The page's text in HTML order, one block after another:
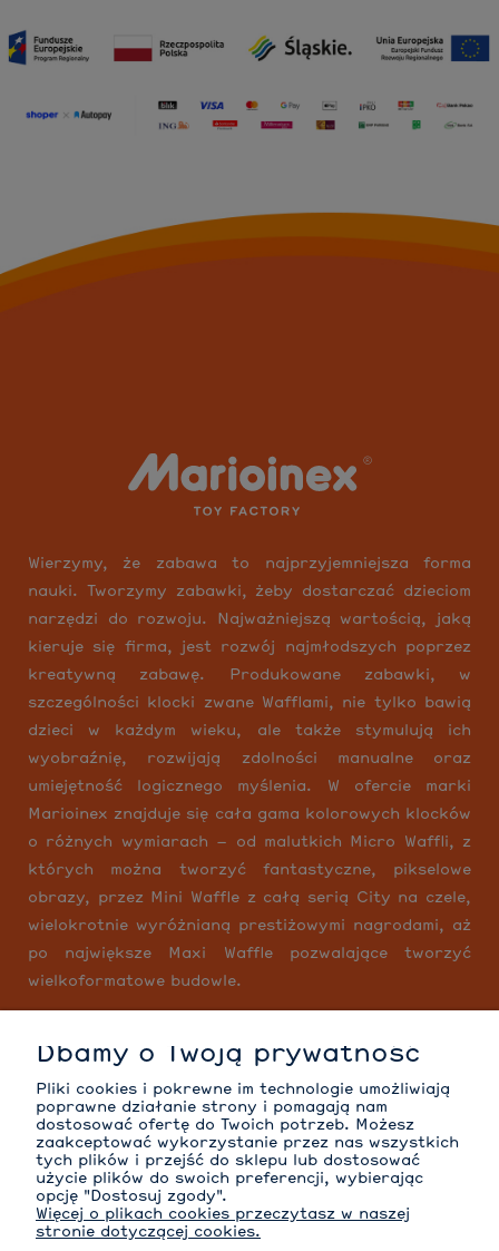
Wierzymy, że zabawa to najprzyjemniejsza forma
nauki. Tworzymy zabawki, żeby dostarczać dzieciom
narzędzi do rozwoju. Najważniejszą wartością, jaką
kieruje się firma, jest rozwój najmłodszych poprzez
kreatywną zabawę. Produkowane zabawki, w
szczególności klocki zwane Wafflami, nie tylko bawią
dzieci w każdym wieku, ale także stymulują ich
wyobraźnię, rozwijają zdolności manualne oraz
umiejętność logicznego myślenia. W ofercie marki
Marioinex znajduje się cała gama kolorowych klocków
o różnych wymiarach – od malutkich Micro Waffli, z
których można tworzyć fantastyczne, pikselowe
obrazy, przez Mini Waffle z całą serią City na czele,
wielokrotnie wyróżnianą prestiżowymi nagrodami, aż
po największe Maxi Waffle pozwalające tworzyć
wielkoformatowe budowle.
MOJE KONTO
INFORMACJE
Dbamy o Twoją prywatność
Pliki cookies i pokrewne im technologie umożliwiają
poprawne działanie strony i pomagają nam
dostosować ofertę do Twoich potrzeb. Możesz
zaakceptować wykorzystanie przez nas wszystkich
tych plików i przejść do sklepu lub dostosować
użycie plików do swoich preferencji, wybierając
opcję "Dostosuj zgody".
Więcej o plikach cookies przeczytasz w naszej
stronie dotyczącej cookies.